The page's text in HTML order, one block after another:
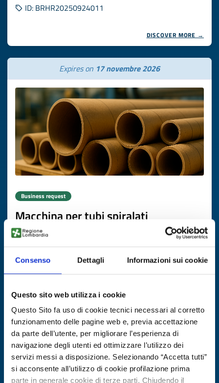
Consenso Dettagli Informazioni sui cookie
Questo sito web utilizza i cookie
Questo Sito fa uso di cookie tecnici necessari al corretto
funzionamento delle pagine web e, previa accettazione
da parte dell’utente, per migliorare l’esperienza di
navigazione degli utenti ed ottimizzare l’utilizzo dei
servizi messi a disposizione. Selezionando “Accetta tutti”
si acconsente all’utilizzo di cookie profilazione prima
parte in generale cookie di terze parti. Chiudendo il
ID: BRHR20250924011
DISCOVER MORE →
Expires on 17 novembre 2026
Business request
Macchina per tubi spiralati
ID: BRFR20250804007
DISCOVER MORE →
Expires on17 novembre 2026